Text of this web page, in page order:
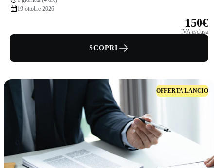
19 ottobre 2026
150€
IVA esclusa
SCOPRI
OFFERTA LANCIO